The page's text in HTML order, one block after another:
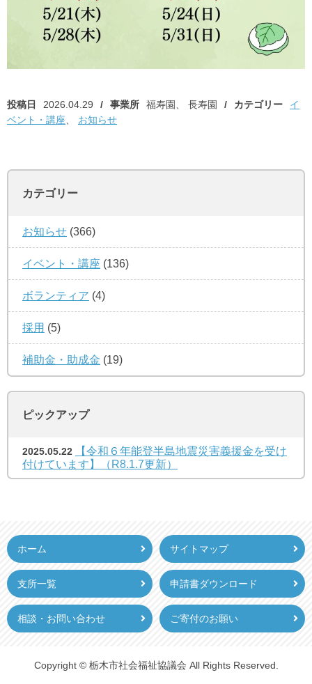
投稿日 2026.04.29 事業所 福寿園 長寿園 カテゴリー
イ
ベント・講座
お知らせ
カテゴリー
お知らせ (366)
イベント・講座 (136)
ボランティア (4)
採用 (5)
補助金・助成金 (19)
ピックアップ
2025.05.22
【令和６年能登半島地震災害義援金を受け
付けています】（R8.1.7更新）
ホーム サイトマップ
支所一覧 申請書ダウンロード
相談・お問い合わせ ご寄付のお願い
Copyright © 栃木市社会福祉協議会 All Rights Reserved.